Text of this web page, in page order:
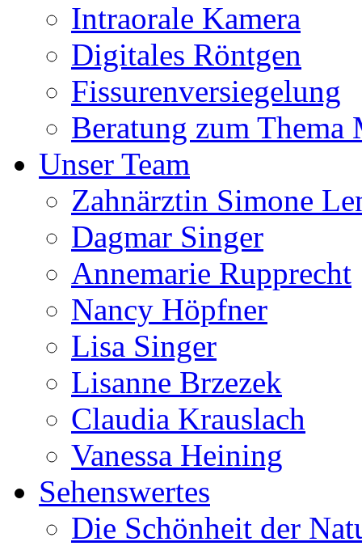
Intraorale Kamera
Digitales Röntgen
Fissurenversiegelung
Beratung zum Thema
Unser Team
Zahnärztin Simone
Dagmar Singer
Annemarie Rupprecht
Nancy Höpfner
Lisa Singer
Lisanne Brzezek
Claudia Krauslach
Vanessa Heining
Sehenswertes
Die Schönheit der